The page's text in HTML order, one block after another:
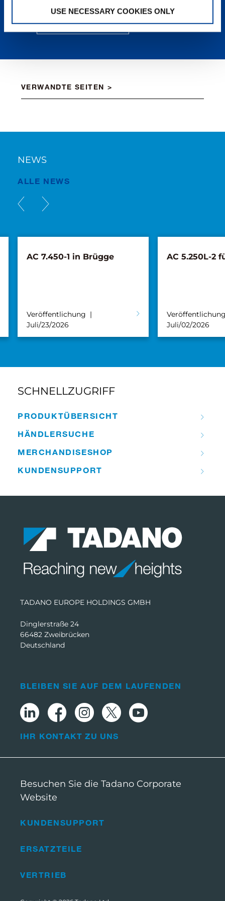
USE NECESSARY COOKIES ONLY
MEHR ERFAHREN
VERWANDTE SEITEN
NEWS
ALLE NEWS
AC 7.450-1 in Brügge
Veröffentlichung
Juli/23/2026
AC 5.250L-2
Juli/02/2026
SCHNELLZUGRIFF
PRODUKT­ÜBERSICHT
HÄNDLER­­SUCHE
MERCHANDISE­­SHOP
KUNDEN­­SUPPORT
TADANO EUROPE HOLDINGS GMBH
Dinglerstraße 24
66482 Zweibrücken
Deutschland
KUNDENSUPPORT
ERSATZTEILE
VERTRIEB
BLEIBEN SIE AUF DEM LAUFENDEN
IHR KONTAKT ZU UNS
Besuchen Sie die Tadano Corporate
Website